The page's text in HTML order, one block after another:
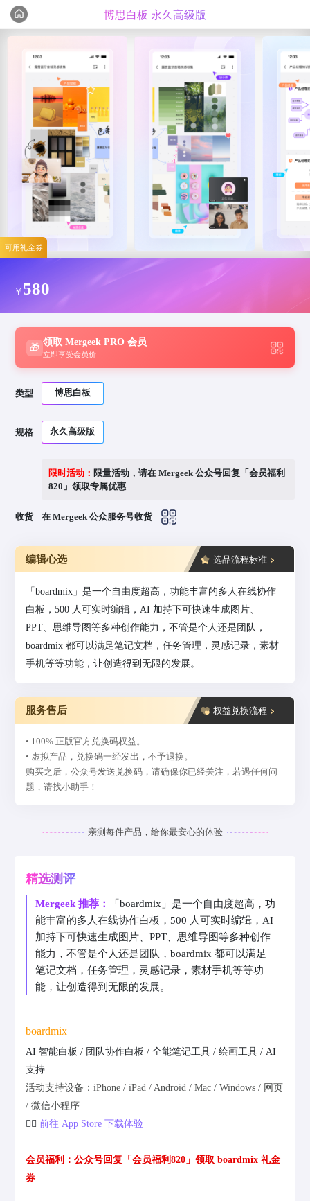
可用礼金券
博思白板 永久高级版
编辑心选 精选测评
￥ 580
🎁
领取 Mergeek PRO 会员
立即享受会员价
类型 博思白板
规格 永久高级版
限时活动： 限量活动，请在 Mergeek 公众号回复「会员福利
820」领取专属优惠
收货 在 Mergeek 公众服务号收货
编辑心选 选品流程标准
「boardmix」是一个自由度超高，功能丰富的多人在线协作
白板，500 人可实时编辑，AI 加持下可快速生成图片、
PPT、思维导图等多种创作能力，不管是个人还是团队，
boardmix 都可以满足笔记文档，任务管理，灵感记录，素材
手机等等功能，让创造得到无限的发展。
服务售后 权益兑换流程
• 100% 正版官方兑换码权益。
• 虚拟产品，兑换码一经发出，不予退换。
购买之后，公众号发送兑换码，请确保你已经关注，若遇任何问
题，请找小助手！
亲测每件产品，给你最安心的体验
精选测评
Mergeek 推荐：
「boardmix」是一个自由度超高，功
能丰富的多人在线协作白板，500 人可实时编辑，AI
加持下可快速生成图片、PPT、思维导图等多种创作
能力，不管是个人还是团队，boardmix 都可以满足
笔记文档，任务管理，灵感记录，素材手机等等功
能，让创造得到无限的发展。
boardmix
AI 智能白板 / 团队协作白板 / 全能笔记工具 / 绘画工具 / AI
支持
活动支持设备：iPhone / iPad / Android / Mac / Windows / 网页
/ 微信小程序
👉🏻前往 App Store 下载体验
会员福利：公众号回复「会员福利820」领取 boardmix 礼金
券